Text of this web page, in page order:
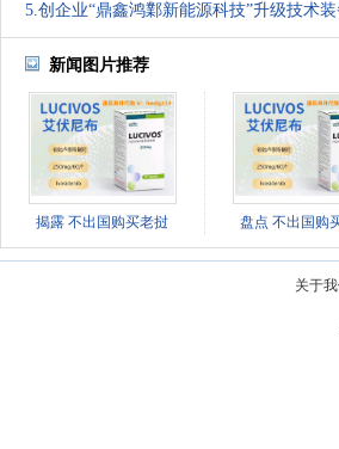
5.创企业“鼎鑫鸿鄴新能源科技”升级技术
新闻图片推荐
揭露 不出国购买老挝 盘点 不出国购
关于